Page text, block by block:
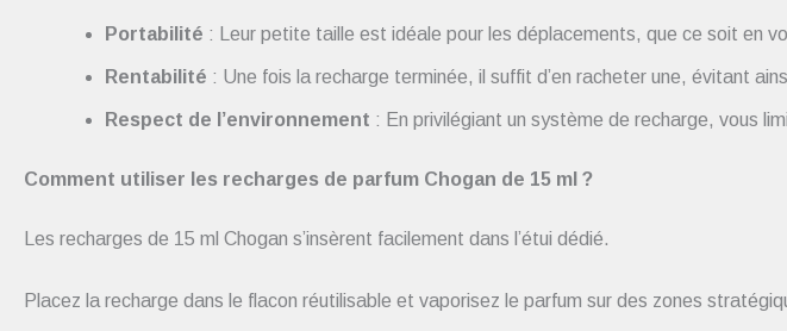
Portabilité : Leur petite taille est idéale pour les déplacements, que ce soit en
Rentabilité : Une fois la recharge terminée, il suffit d’en racheter une, évitant
Respect de l’environnement : En privilégiant un système de recharge, vous
Comment utiliser les recharges de parfum Chogan de 15 ml ?
Les recharges de 15 ml Chogan s’insèrent facilement dans l’étui dédié.
Placez la recharge dans le flacon réutilisable et vaporisez le parfum sur des zones